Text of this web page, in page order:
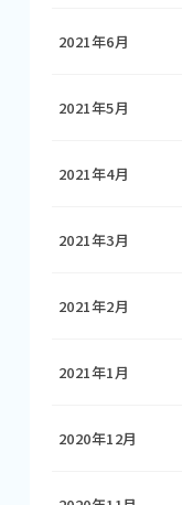
2021年6月
2021年5月
2021年4月
2021年3月
2021年2月
2021年1月
2020年12月